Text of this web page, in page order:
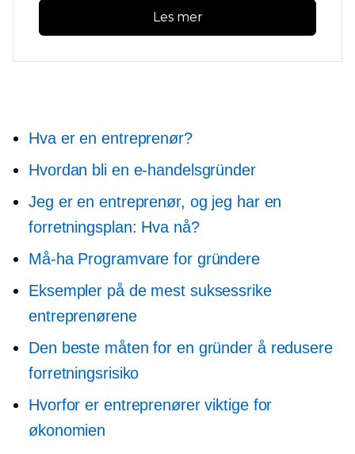
Les mer
Hva er en entreprenør?
Hvordan bli en e-handelsgründer
Jeg er en entreprenør, og jeg har en
forretningsplan: Hva nå?
Må-haProgramvare for gründere
Eksempler på de mest suksessrike
entreprenørene
Den beste måten for en gründer å redusere
forretningsrisiko
Hvorfor er entreprenører viktige for
økonomien